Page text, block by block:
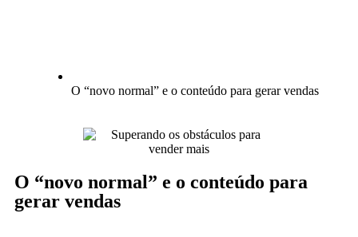
O “novo normal” e o conteúdo para gerar vendas
O “novo normal” e o conteúdo para
gerar vendas